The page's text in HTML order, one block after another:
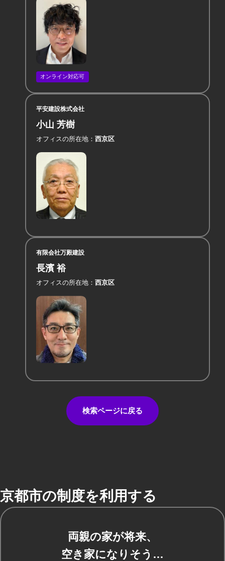
オンライン対応可
平安建設株式会社
小山 芳樹
オフィスの所在地 西京区
有限会社万殿建設
長濱 裕
オフィスの所在地 西京区
検索ページに戻る
京都市の制度を利用する
両親の家が将来、
空き家になりそう…